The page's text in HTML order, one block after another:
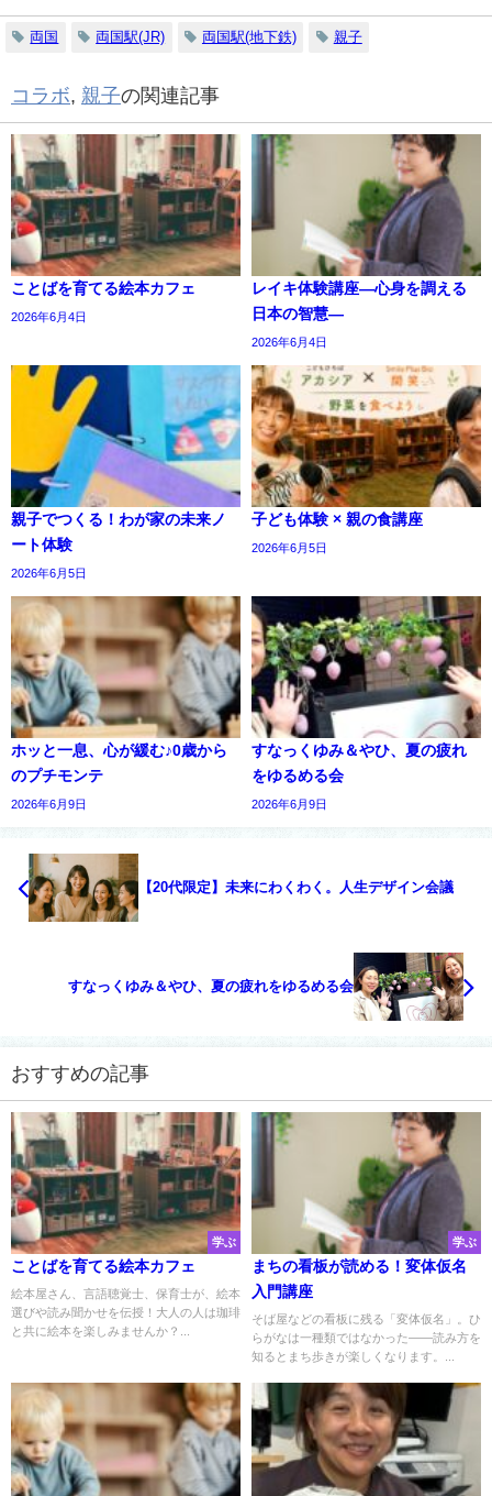
両国 両国駅(JR) 両国駅(地下鉄) 親子
コラボ, 親子の関連記事
ことばを育てる絵本カフェ
2026年6月4日
レイキ体験講座―心身を調える
日本の智慧―
2026年6月4日
親子でつくる！わが家の未来ノ
ート体験
2026年6月5日
子ども体験 × 親の食講座
2026年6月5日
ホッと一息、心が緩む♪0歳から
のプチモンテ
2026年6月9日
すなっくゆみ＆やひ、夏の疲れ
をゆるめる会
2026年6月9日
【20代限定】未来にわくわく。人生デザイン会議
すなっくゆみ＆やひ、夏の疲れをゆるめる会
おすすめの記事
学ぶ
ことばを育てる絵本カフェ
絵本屋さん、言語聴覚士、保育士が、絵本
選びや読み聞かせを伝授！大人の人は珈琲
と共に絵本を楽しみませんか？...
学ぶ
まちの看板が読める！変体仮名
入門講座
そば屋などの看板に残る「変体仮名」。ひ
らがなは一種類ではなかった――読み方を
知るとまち歩きが楽しくなります。...